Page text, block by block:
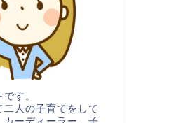
す。
人の子育てをして